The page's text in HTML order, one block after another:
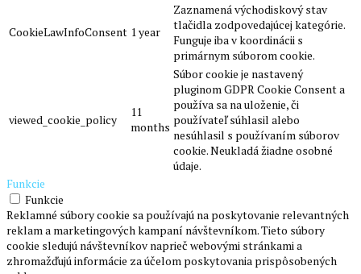
CookieLawInfoConsent 1 year
Zaznamená východiskový stav
tlačidla zodpovedajúcej kategórie.
Funguje iba v koordinácii s
primárnym súborom cookie.
viewed_cookie_policy
11
months
Súbor cookie je nastavený
pluginom GDPR Cookie Consent a
používa sa na uloženie, či
používateľ súhlasil alebo
nesúhlasil s používaním súborov
cookie. Neukladá žiadne osobné
údaje.
Funkcie
Funkcie
Reklamné súbory cookie sa používajú na poskytovanie relevantných
reklam a marketingových kampaní návštevníkom. Tieto súbory
cookie sledujú návštevníkov naprieč webovými stránkami a
zhromažďujú informácie za účelom poskytovania prispôsobených